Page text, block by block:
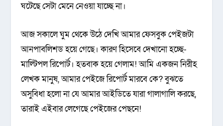
ঘটেছে সেটা মেনে নেওয়া যাচ্ছে না।
আজ সকালে ঘুম থেকে উঠে দেখি আমার ফেসবুক পেইজটা
আনপাবলিশড হয়ে গেছে। কারণ হিসেবে দেখানো হচ্ছে-
মাল্টিপল রিপোর্ট। হতবাক হয়ে গেলাম! আমি একজন নিরীহ
লেখক মানুষ, আমার পেইজে রিপোর্ট মারবে কে? বুঝতে
অসুবিধা হলো না যে আমার আইডিতে যারা গালাগালি করছে,
তারাই এইবার লেগেছে পেইজের পেছনে!